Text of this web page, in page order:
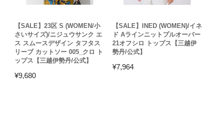
【SALE】23区 S (WOMEN/小
さいサイズ)/ニジュウサンク エ
ス スムースデザイン タフタス
リーブ カットソー 005_クロ ト
ップス【三越伊勢丹/公式】
¥9,680
【SALE】INED (WOMEN)/イネ
ド Aラインニットプルオーバー
21オフシロ トップス【三越伊
勢丹/公式】
¥7,964